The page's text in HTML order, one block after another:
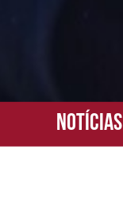
Notícias